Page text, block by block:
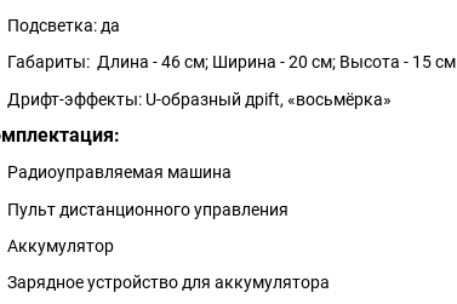
Подсветка: да
Габариты: Длина - 46 см; Ширина - 20 см; Высота - 15 см
Дрифт-эффекты: U-образный дрift, «восьмёрка»
Радиоуправляемая машина
Пульт дистанционного управления
Аккумулятор
Зарядное устройство для аккумулятора